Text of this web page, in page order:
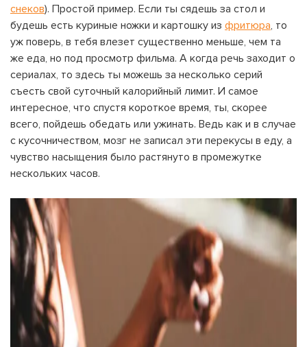
снеков). Простой пример. Если ты сядешь за стол и
будешь есть куриные ножки и картошку из фритюра, то
уж поверь, в тебя влезет существенно меньше, чем та
же еда, но под просмотр фильма. А когда речь заходит о
сериалах, то здесь ты можешь за несколько серий
съесть свой суточный калорийный лимит. И самое
интересное, что спустя короткое время, ты, скорее
всего, пойдешь обедать или ужинать. Ведь как и в случае
с кусочничеством, мозг не записал эти перекусы в еду, а
чувство насыщения было растянуто в промежутке
нескольких часов.